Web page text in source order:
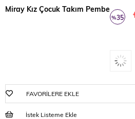
Miray Kız Çocuk Takım Pembe
%35
FAVORILERE EKLE
İstek Listeme Ekle